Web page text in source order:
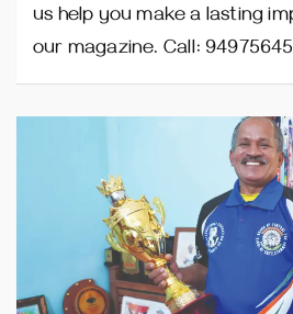
us help you make a lasting
our magazine. Call: